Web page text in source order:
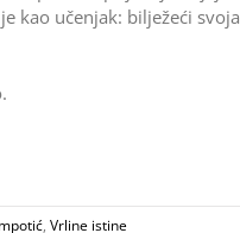
kao učenjak: bilježeći svoja
, Vrline istine